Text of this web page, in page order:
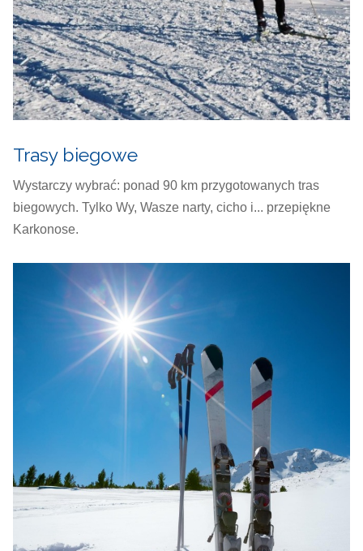
Trasy biegowe
Wystarczy wybrać: ponad 90 km przygotowanych tras
biegowych. Tylko Wy, Wasze narty, cicho i... przepiękne
Karkonose.